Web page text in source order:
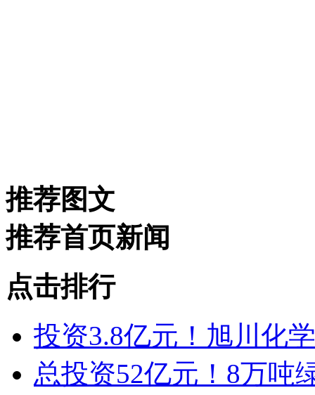
推荐图文
推荐首页新闻
点击排行
投资3.8亿元！旭川化
总投资52亿元！8万吨